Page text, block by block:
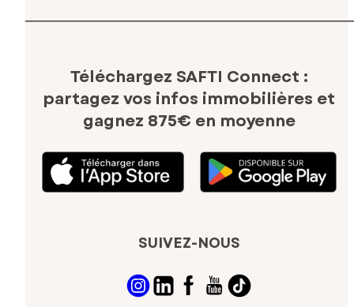
Téléchargez SAFTI Connect :
partagez vos infos immobilières et
gagnez 875€ en moyenne
SUIVEZ-NOUS